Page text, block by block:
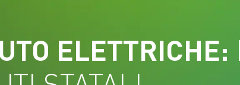
ELETTRICHE: